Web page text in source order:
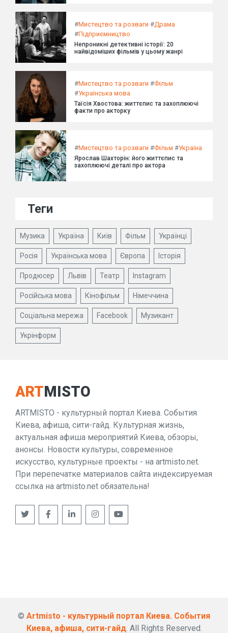
#Мистецтво та розваги #Драма
#Підприємництво
Непроникні детективні історії: 20
найвідоміших фільмів у цьому жанрі
#Мистецтво та розваги #Фільм
#Українська мова
Таїсія Хвостова: життєпис та захоплюючі
факти про акторку
#Мистецтво та розваги #Фільм #Україна
Ярослав Шахторін: його життєпис та
захоплюючі деталі про актора
Теги
Музика Україна Київ Фільм Українці
Росія Українська мова Європа Історія
Продюсер Львів Театр Instagram
Російська мова Кінофільм Німеччина
Соціальна мережа Facebook Музикант
Укрінформ
ARTMISTO
ARTMISTO - культурный портал Киева. События
Киева, афиша, сити-гайд. Культурная жизнь,
актуальная афиша мероприятий Киева, обзоры,
анонсы. Новости культуры, современное
искусство, культурные проекты - на artmisto.net.
При перепечатке материалов сайта индексируемая
ссылка на artmisto.net обязательна!
© Artmisto - культурный портал Киева. События
Киева, афиша, сити-гайд. All Rights Reserved.